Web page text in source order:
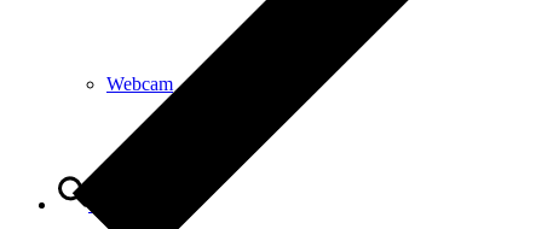
Webcam
Suche